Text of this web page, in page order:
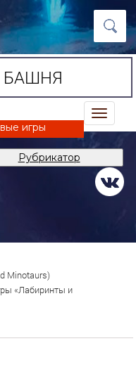
trk
игры
Рубрикатор
Minotaurs)
«Лабиринты и